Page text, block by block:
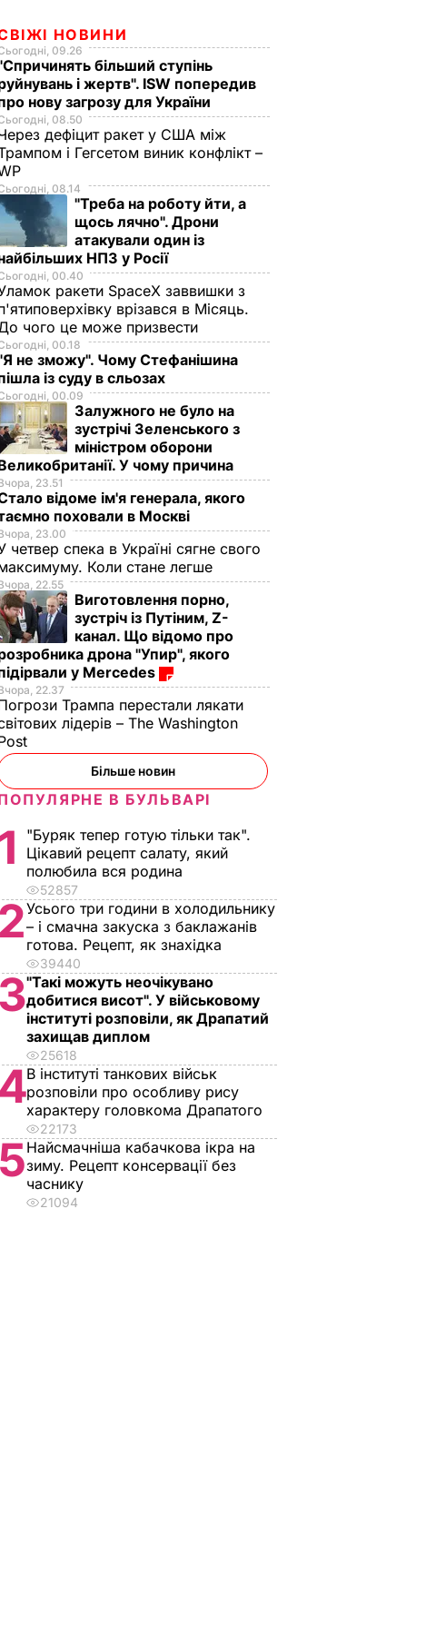
Сім
бойовиків,
боку сил
його
члени
НОВИНИ
09.26
більший ступінь
і жертв". ISW попередив
нову загрозу для України
08.50
дефіцит ракет у США між
і Гегсетом виник конфлікт –
08.14
"Треба на роботу йти, а
щось лячно". Дрони
атакували один із
НПЗ у Росії
00.40
ракети SpaceX заввишки з
врізався в Місяць.
чого це може призвести
00.18
не зможу". Чому Стефанішина
із суду в сльозах
00.09
Залужного не було на
зустрічі Зеленського з
міністром оборони
У чому причина
23.51
відоме ім'я генерала, якого
поховали в Москві
23.00
четвер спека в Україні сягне свого
Коли стане легше
22.55
Виготовлення порно,
зустріч із Путіним, Z-
канал. Що відомо про
дрона "Упир", якого
у Mercedes
22.37
Трампа перестали лякати
лідерів – The Washington
Більше новин
В БУЛЬВАРІ
1
"Буряк тепер готую тільки так".
Цікавий рецепт салату, який
полюбила вся родина
52857
2Усього три години в холодильнику
– і смачна закуска з баклажанів
готова. Рецепт, як знахідка
39440
3"Такі можуть неочікувано
добитися висот". У військовому
інституті розповіли, як Драпатий
захищав диплом
25618
4В інституті танкових військ
розповіли про особливу рису
характеру головкома Драпатого
22173
5Найсмачніша кабачкова ікра на
зиму. Рецепт консервації без
часнику
21094